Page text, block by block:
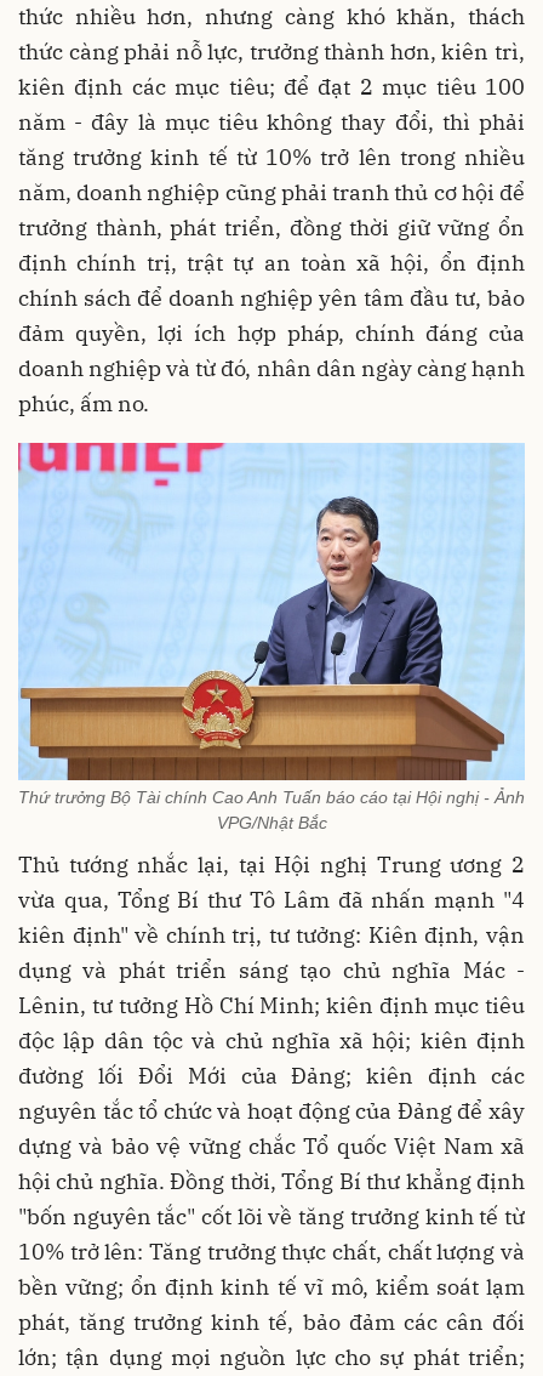
thức nhiều hơn, nhưng càng khó khăn, thách
thức càng phải nỗ lực, trưởng thành hơn, kiên trì,
kiên định các mục tiêu; để đạt 2 mục tiêu 100
năm - đây là mục tiêu không thay đổi, thì phải
tăng trưởng kinh tế từ 10% trở lên trong nhiều
năm, doanh nghiệp cũng phải tranh thủ cơ hội để
trưởng thành, phát triển, đồng thời giữ vững ổn
định chính trị, trật tự an toàn xã hội, ổn định
chính sách để doanh nghiệp yên tâm đầu tư, bảo
đảm quyền, lợi ích hợp pháp, chính đáng của
doanh nghiệp và từ đó, nhân dân ngày càng hạnh
phúc, ấm no.
Thứ trưởng Bộ Tài chính Cao Anh Tuấn báo cáo tại Hội nghị - Ảnh
VPG/Nhật Bắc
Thủ tướng nhắc lại, tại Hội nghị Trung ương 2
vừa qua, Tổng Bí thư Tô Lâm đã nhấn mạnh "4
kiên định" về chính trị, tư tưởng: Kiên định, vận
dụng và phát triển sáng tạo chủ nghĩa Mác -
Lênin, tư tưởng Hồ Chí Minh; kiên định mục tiêu
độc lập dân tộc và chủ nghĩa xã hội; kiên định
đường lối Đổi Mới của Đảng; kiên định các
nguyên tắc tổ chức và hoạt động của Đảng để xây
dựng và bảo vệ vững chắc Tổ quốc Việt Nam xã
hội chủ nghĩa. Đồng thời, Tổng Bí thư khẳng định
"bốn nguyên tắc" cốt lõi về tăng trưởng kinh tế từ
10% trở lên: Tăng trưởng thực chất, chất lượng và
bền vững; ổn định kinh tế vĩ mô, kiểm soát lạm
phát, tăng trưởng kinh tế, bảo đảm các cân đối
lớn; tận dụng mọi nguồn lực cho sự phát triển;